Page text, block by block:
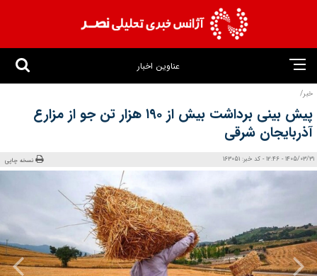
عناوین اخبار
خبر/
پیش‌ بینی برداشت بیش از ۱۹۰ هزار تن جو از مزارع
آذربایجان شرقی
1405/03/31 - 12:46 - کد خبر: 163051 نسخه چاپی